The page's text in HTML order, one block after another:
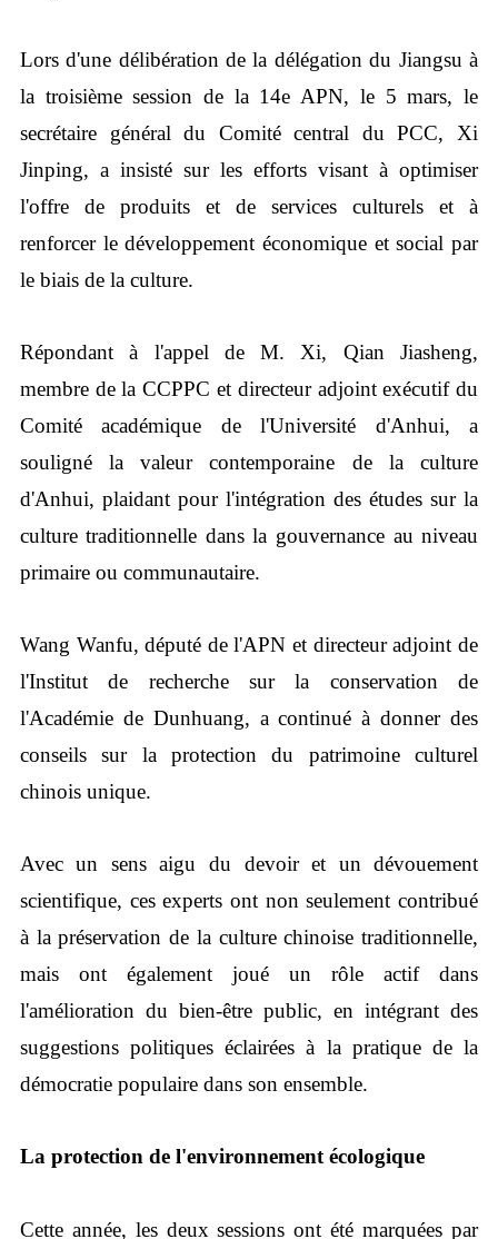
Lors d'une délibération de la délégation du Jiangsu à
la troisième session de la 14e APN, le 5 mars, le
secrétaire général du Comité central du PCC, Xi
Jinping, a insisté sur les efforts visant à optimiser
l'offre de produits et de services culturels et à
renforcer le développement économique et social par
le biais de la culture.
Répondant à l'appel de M. Xi, Qian Jiasheng,
membre de la CCPPC et directeur adjoint exécutif du
Comité académique de l'Université d'Anhui, a
souligné la valeur contemporaine de la culture
d'Anhui, plaidant pour l'intégration des études sur la
culture traditionnelle dans la gouvernance au niveau
primaire ou communautaire.
Wang Wanfu, député de l'APN et directeur adjoint de
l'Institut de recherche sur la conservation de
l'Académie de Dunhuang, a continué à donner des
conseils sur la protection du patrimoine culturel
chinois unique.
Avec un sens aigu du devoir et un dévouement
scientifique, ces experts ont non seulement contribué
à la préservation de la culture chinoise traditionnelle,
mais ont également joué un rôle actif dans
l'amélioration du bien-être public, en intégrant des
suggestions politiques éclairées à la pratique de la
démocratie populaire dans son ensemble.
La protection de l'environnement écologique
Cette année, les deux sessions ont été marquées par